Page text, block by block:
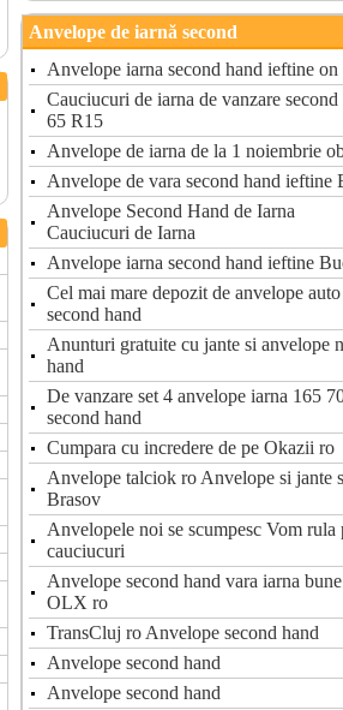
Anvelope de iarnă second
Anvelope iarna second hand ieftine
Cauciucuri de iarna de vanzare
65 R15
Anvelope de iarna de la 1 noiembrie
Anvelope de vara second hand ieftine
Anvelope Second Hand de Iarna
Cauciucuri de Iarna
Anvelope iarna second hand ieftine
Cel mai mare depozit de anvelope
second hand
Anunturi gratuite cu jante si anvelope
hand
De vanzare set 4 anvelope iarna 165
second hand
Cumpara cu incredere de pe Okazii ro
Anvelope talciok ro Anvelope si jante
Brasov
Anvelopele noi se scumpesc Vom rula
cauciucuri
Anvelope second hand vara iarna
OLX ro
TransCluj ro Anvelope second hand
Anvelope second hand
Anvelope second hand